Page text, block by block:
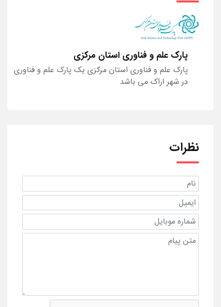
پارک علم و فناوری استان مرکزی
پارک علم و فناوری استان مرکزی یک پارک علم و فناوری
در شهر اراک می باشد
نظرات